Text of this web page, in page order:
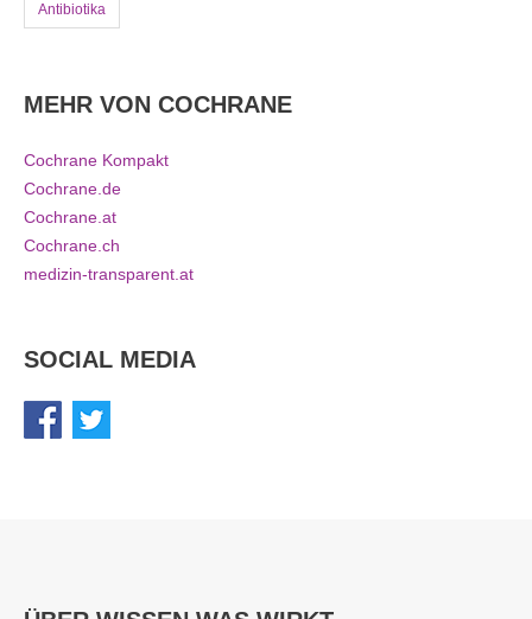
Antibiotika
MEHR VON COCHRANE
Cochrane Kompakt
Cochrane.de
Cochrane.at
Cochrane.ch
medizin-transparent.at
SOCIAL MEDIA